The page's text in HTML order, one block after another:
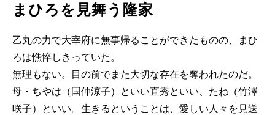
まひろを見舞う隆家
乙丸の力で大宰府に無事帰ることができたものの、まひ
ろは憔悴しきっていた。
無理もない。目の前でまた大切な存在を奪われたのだ。
母・ちやは（国仲涼子）といい直秀といい、たね（竹澤
咲子）といい。生きるということは、愛しい人々を見送